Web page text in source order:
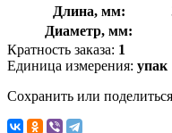
Длина, мм:
Диаметр, мм:
Кратность заказа: 1
Единица измерения: упак
Сохранить или